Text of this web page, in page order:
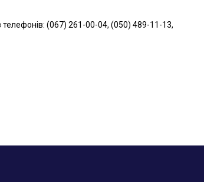
(067) 261-00-04, (050) 489-11-13,